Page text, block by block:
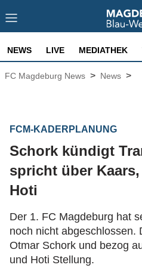
NEWS LIVE MEDIATHEK
FC Magdeburg News > News >
FCM-KADERPLANUNG
Schork kündigt
spricht über
Hoti
Der 1. FC Magdeburg hat
noch nicht abgeschlossen.
Otmar Schork und bezog
und Hoti Stellung.